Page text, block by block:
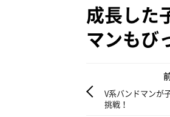
成長した
マンもび
V系バンドマンが
挑戦！